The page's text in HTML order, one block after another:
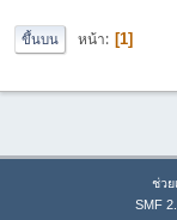
ขึ้นบน หน้า 1
ช่วย
SMF